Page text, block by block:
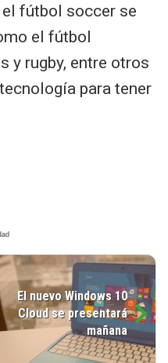
fútbol soccer se
el fútbol
y rugby, entre otros
para tener
El nuevo Windows 10
Cloud se presentará
mañana